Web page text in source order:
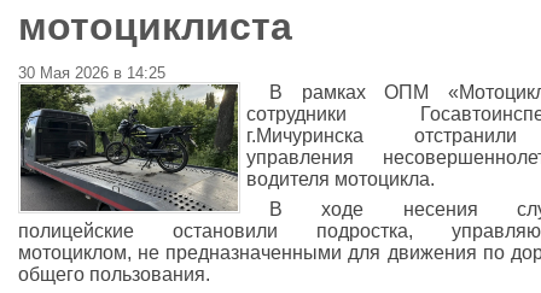
мотоциклиста
30 Мая 2026 в 14:25
В рамках ОПМ
сотрудники
г.Мичуринска
управления
водителя мотоцикла.
В ходе несения
полицейские остановили подростка,
мотоциклом, не предназначенными для движения по
общего пользования.